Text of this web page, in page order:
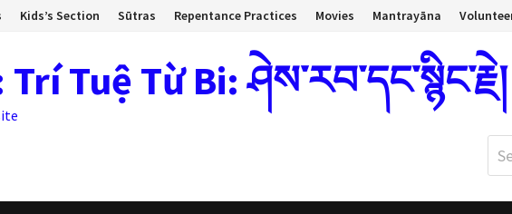
Kids’s Section Sūtras Repentance Practices Movies Mantrayāna
Tuệ Từ Bi: ཤེས་རབ་དང་སྙིང་རྗེ།
for: